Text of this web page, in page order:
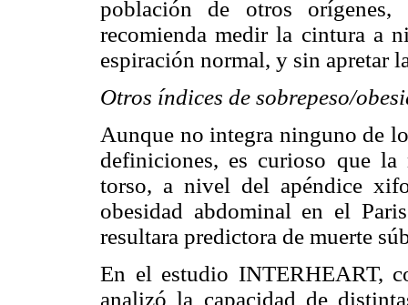
población de otros
recomienda medir la cintura a
espiración normal, y sin apretar
Otros índices de sobrepeso/
Aunque no integra ninguno de
definiciones, es curioso que la
torso, a nivel del apéndice
obesidad abdominal en el
resultara predictora de muerte
En el estudio INTERHEART,
analizó la capacidad de